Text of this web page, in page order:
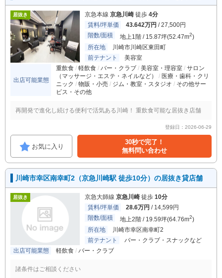
居抜き 京急本線 京急川崎 徒歩 4分
賃料/坪単価
43.642万円 / 27,500円
階数/面積
地上1階 / 15.87坪(52.47m2)
所在地
川崎市川崎区東田町
前テナント
美容室
出店可能業態
重飲食 軽飲食 バー・クラブ 美容室・理容室
サロン
（マッサージ・エステ・ネイルなど）
医療・歯科・クリ
ニック
物販・小売 ジム・教室・スタジオ
その他サー
ビス・その他
再開発で進化し続ける便利で活気ある川崎！ 重飲食可能な居抜き店舗
登録日：2026-06-29
お気に入り
30秒で完了！
無料問い合わせ
川崎市幸区南幸町2（京急川崎駅 徒歩10分）の居抜き貸店舗
居抜き 京急大師線 京急川崎 徒歩 10分
賃料/坪単価
28.6万円 / 14,599円
階数/面積
地上2階 / 19.59坪(64.76m2)
所在地
川崎市幸区南幸町2
前テナント
バー・クラブ・スナックなど
出店可能業態
軽飲食 バー・クラブ
諸条件はご相談ください